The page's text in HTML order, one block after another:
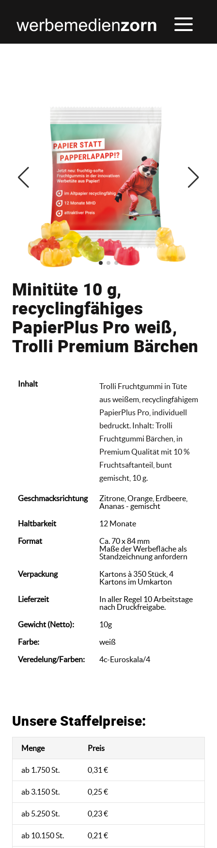
Minitüte 10 g,
recyclingfähiges
PapierPlus Pro weiß,
Trolli Premium Bärchen
Inhalt
Trolli Fruchtgummi in Tüte
aus weißem, recyclingfähigem
PapierPlus Pro, individuell
bedruckt. Inhalt: Trolli
Fruchtgummi Bärchen, in
Premium Qualität mit 10 %
Fruchtsaftanteil, bunt
gemischt, 10 g.
Geschmacksrichtung
Zitrone, Orange, Erdbeere,
Ananas - gemischt
Haltbarkeit
12 Monate
Format
Ca. 70 x 84 mm
Maße der Werbefläche als
Standzeichnung anfordern
Verpackung
Kartons à 350 Stück, 4
Kartons im Umkarton
Lieferzeit
In aller Regel 10 Arbeitstage
nach Druckfreigabe.
Gewicht (Netto):
10g
Farbe:
weiß
Veredelung/Farben:
4c-Euroskala/4
Unsere Staffelpreise:
Menge Preis
ab 1.750 St. 0,31 €
ab 3.150 St. 0,25 €
ab 5.250 St. 0,23 €
ab 10.150 St. 0,21 €